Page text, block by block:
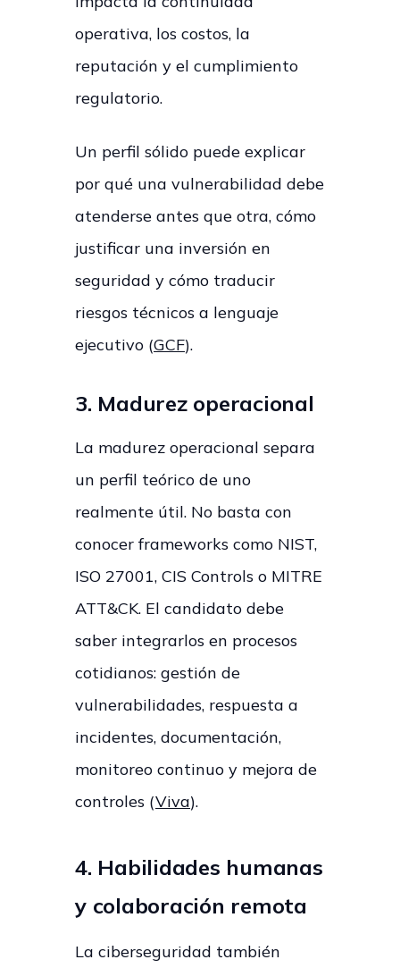
operativa, los costos, la
reputación y el cumplimiento
regulatorio.
Un perfil sólido puede explicar
por qué una vulnerabilidad debe
atenderse antes que otra, cómo
justificar una inversión en
seguridad y cómo traducir
riesgos técnicos a lenguaje
ejecutivo (GCF).
3. Madurez operacional
La madurez operacional separa
un perfil teórico de uno
realmente útil. No basta con
conocer frameworks como NIST,
ISO 27001, CIS Controls o MITRE
ATT&CK. El candidato debe
saber integrarlos en procesos
cotidianos: gestión de
vulnerabilidades, respuesta a
incidentes, documentación,
monitoreo continuo y mejora de
controles (Viva).
4. Habilidades humanas
y colaboración remota
La ciberseguridad también